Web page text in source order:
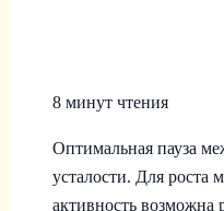
8 минут чтения
Оптимальная пауза
усталости. Для
активность